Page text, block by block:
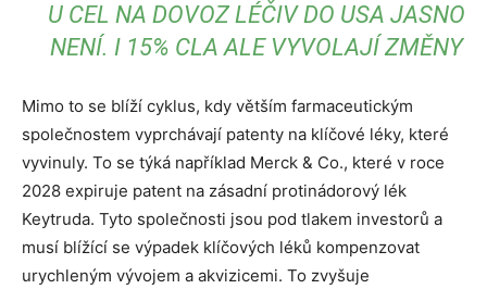
U CEL NA DOVOZ LÉČIV DO USA JASNO
NENÍ. I 15% CLA ALE VYVOLAJÍ ZMĚNY
Mimo to se blíží cyklus, kdy větším farmaceutickým
společnostem vyprchávají patenty na klíčové léky, které
vyvinuly. To se týká například Merck & Co., které v roce
2028 expiruje patent na zásadní protinádorový lék
Keytruda. Tyto společnosti jsou pod tlakem investorů a
musí blížící se výpadek klíčových léků kompenzovat
urychleným vývojem a akvizicemi. To zvyšuje